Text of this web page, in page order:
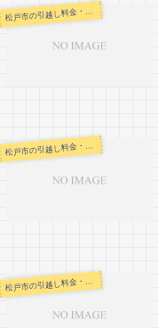
松
松 戸市の引越し料金・代金相場・見積り情報
松